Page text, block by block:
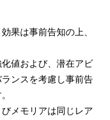
果は事前告知の上、
値および、潜在アビ
ンスを考慮し事前告
メモリアは同じレア